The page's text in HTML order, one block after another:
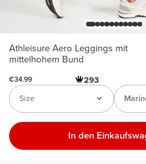
Athleisure Aero Leggings mit
mittelhohem Bund
€34.99 293
Size
In den